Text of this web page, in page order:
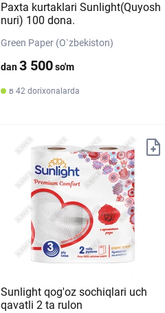
Paxta kurtaklari Sunlight(Quyosh
nuri) 100 dona.
Green Paper (O`zbekiston)
dan3 500so'm
в 42 dorixonalarda
Sunlight qog'oz sochiqlari uch
qavatli 2 ta rulon